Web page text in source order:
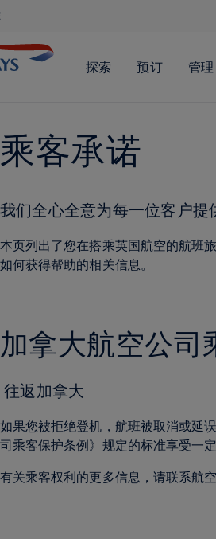
乘客承诺
我们全心全意为每一位客户
本页列出了您在搭乘英国航空的航班
如何获得帮助的相关信息。
加拿大航空公司
往返加拿大
如果您被拒绝登机，航班被取消或延
司乘客保护条例》规定的标准享受一
有关乘客权利的更多信息，请联系航